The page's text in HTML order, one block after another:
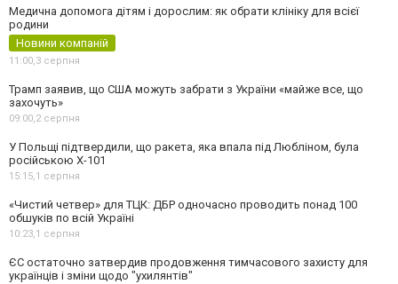
Медична допомога дітям і дорослим: як обрати клініку для всієї
родини
Новини компаній
11:00,3 серпня
Трамп заявив, що США можуть забрати з України «майже все, що
захочуть»
09:00,2 серпня
У Польщі підтвердили, що ракета, яка впала під Любліном, була
російською Х-101
15:15,1 серпня
«Чистий четвер» для ТЦК: ДБР одночасно проводить понад 100
обшуків по всій Україні
10:23,1 серпня
ЄС остаточно затвердив продовження тимчасового захисту для
українців і зміни щодо "ухилянтів"